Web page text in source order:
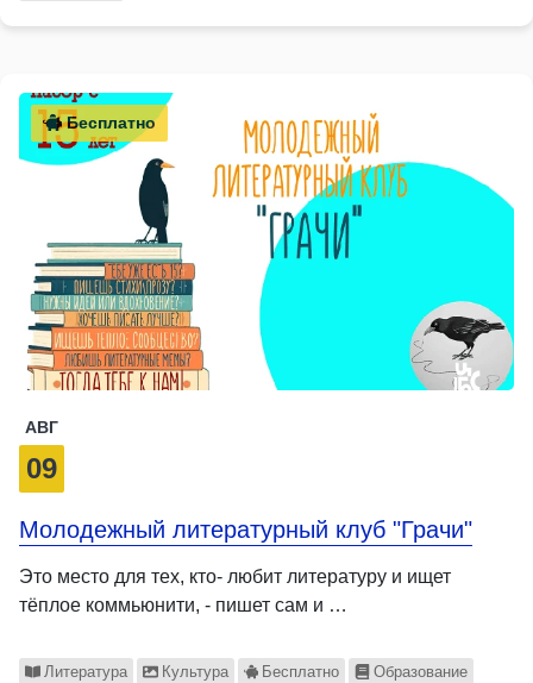
Бесплатно
АВГ
09
Молодежный литературный клуб "Грачи"
Это место для тех, кто- любит литературу и ищет
тёплое коммьюнити, - пишет сам и …
Литература Культура Бесплатно Образование